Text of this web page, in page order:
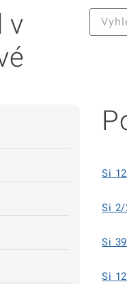
v
Si
Si 2/
Si
Si